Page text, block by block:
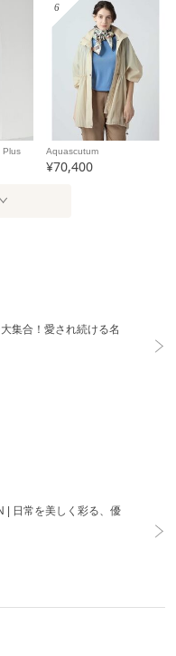
Plus
6
Aquascutum
¥70,400
集合！愛され続ける名
| 日常を美しく彩る、優